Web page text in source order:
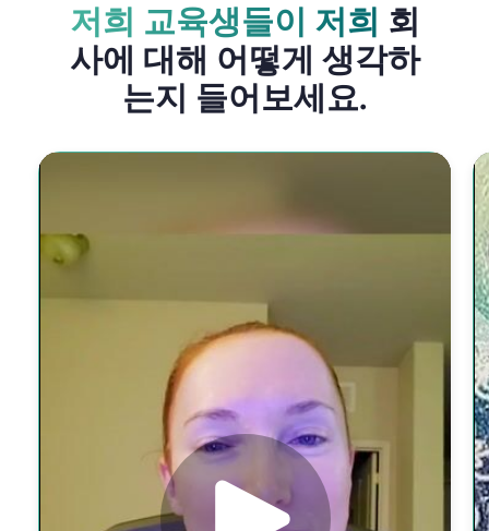
저희 교육생들이 저희 회
사에 대해 어떻게 생각하
는지 들어보세요.